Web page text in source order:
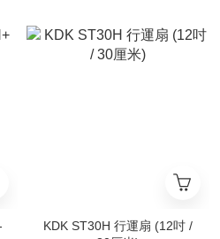
KDK ST30H 行運扇 (12吋 /